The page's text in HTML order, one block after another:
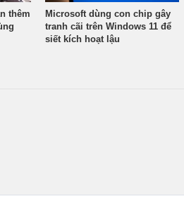
thêm
Microsoft dùng con chip gây
tranh cãi trên Windows 11 để
siết kích hoạt lậu